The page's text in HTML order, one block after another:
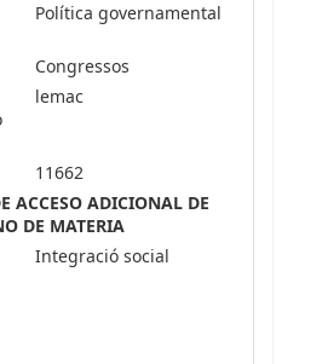
Política governamental
Congressos
lemac
11662
ACCESO ADICIONAL DE
DE MATERIA
Integració social